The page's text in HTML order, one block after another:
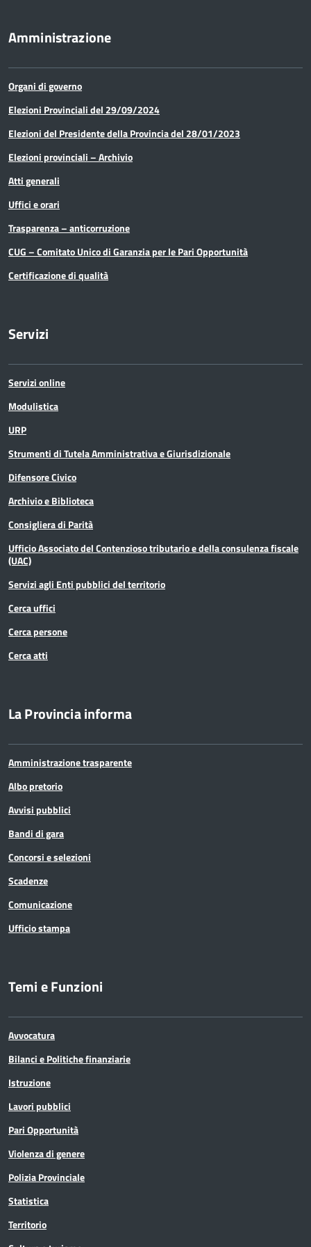
Funzionario Amministrativo con E.Q. con
qualificazione)
Funzionario Contabile con E.Q. con
funzioni dirigenziali (Funzionario ed elevata
qualificazione)
(Funzionario ed elevata qualificazione)
Avvocato (Funzionario ed elevata qualificazione)
(Funzionario ed elevata qualificazione)
Funzionario Tecnico (Funzionario ed
elevata qualificazione)
Funzionario Tecnico Ingegnere con E.Q.
(Funzionario ed elevata qualificazione)
Contratto di Formazione lavoro 12 mesi
Istruttore Amministrativo in aspettativa
(Istruttore)
Istruttore Centro Stampa (Istruttore)
(Funzionario ed elevata qualificazione)
Istruttore Direttivo Amministrativo
Giuridico (Funzionario ed elevata qualificazione)
Istruttore Direttivo Amministrativo
Giuridico con E.Q. con funzioni dirigenziali
Istruttore Direttivo Amministrativo con
E.Q. (Funzionario ed elevata qualificazione)
(Funzionario ed elevata qualificazione)
Istruttore Direttivo Architetto Urbanista
(Funzionario ed elevata qualificazione)
Istruttore Direttivo Contabile
(Funzionario ed elevata qualificazione)
Amministrazione
Organi di governo
Elezioni Provinciali del 29/09/2024
Elezioni del Presidente della Provincia del 28/01/2023
Elezioni provinciali – Archivio
Atti generali
Uffici e orari
Trasparenza – anticorruzione
CUG – Comitato Unico di Garanzia per le Pari Opportunità
Certificazione di qualità
Servizi
Servizi online
Modulistica
URP
Strumenti di Tutela Amministrativa e Giurisdizionale
Difensore Civico
Archivio e Biblioteca
Consigliera di Parità
Ufficio Associato del Contenzioso tributario e della consulenza fiscale
(UAC)
Servizi agli Enti pubblici del territorio
Cerca uffici
Cerca persone
Cerca atti
La Provincia informa
Amministrazione trasparente
Albo pretorio
Avvisi pubblici
Bandi di gara
Concorsi e selezioni
Scadenze
Comunicazione
Ufficio stampa
Temi e Funzioni
Avvocatura
Bilanci e Politiche finanziarie
Istruzione
Lavori pubblici
Pari Opportunità
Violenza di genere
Polizia Provinciale
Statistica
Territorio